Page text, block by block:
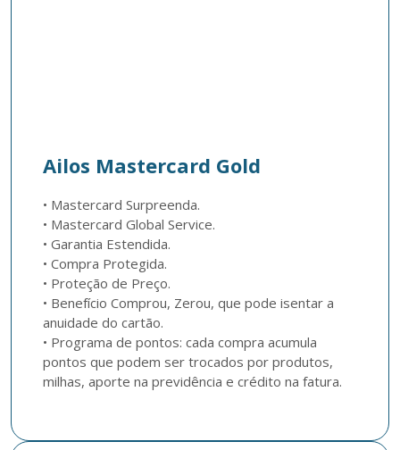
Ailos Mastercard Gold
• Mastercard Surpreenda.
• Mastercard Global Service.
• Garantia Estendida.
• Compra Protegida.
• Proteção de Preço.
• Benefício Comprou, Zerou, que pode isentar a
anuidade do cartão.
• Programa de pontos: cada compra acumula
pontos que podem ser trocados por produtos,
milhas, aporte na previdência e crédito na fatura.